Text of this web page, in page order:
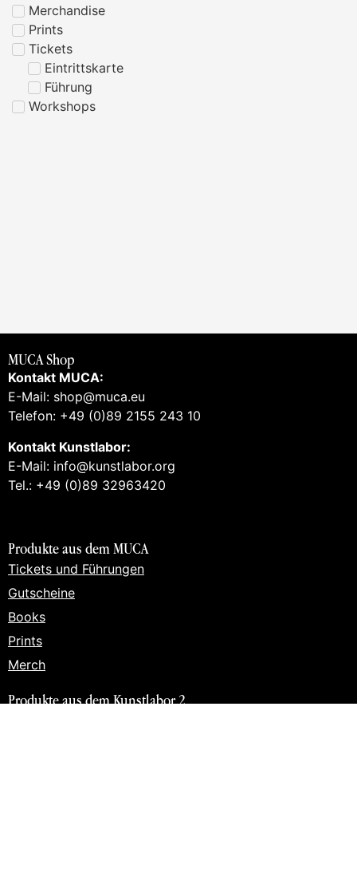
Merchandise
Prints
Tickets
Eintrittskarte
Führung
Workshops
MUCA Shop
Kontakt MUCA:
E-Mail: shop@muca.eu
Telefon: +49 (0)89 2155 243 10
Kontakt Kunstlabor:
E-Mail: info@kunstlabor.org
Tel.: +49 (0)89 32963420
Produkte aus dem MUCA
Tickets und Führungen
Gutscheine
Books
Prints
Merch
Produkte aus dem Kunstlabor 2